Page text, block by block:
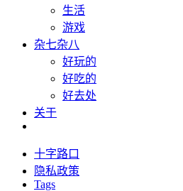
生活
游戏
杂七杂八
好玩的
好吃的
好去处
关于
十字路口
隐私政策
Tags